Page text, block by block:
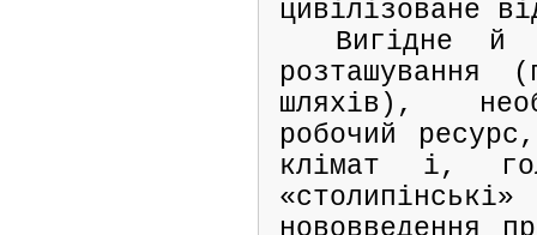
цивілізоване
Вигідне й
розташування
шляхів),
робочий
клімат і,